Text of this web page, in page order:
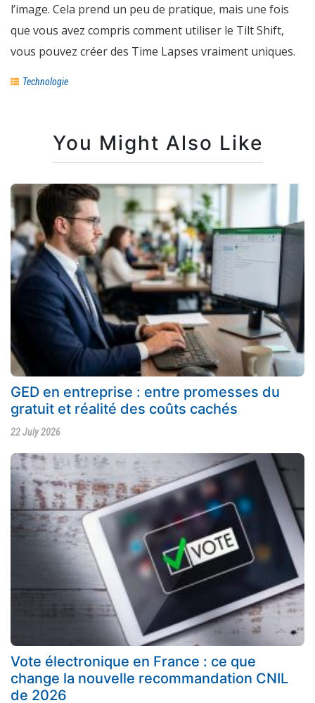
l’image. Cela prend un peu de pratique, mais une fois
que vous avez compris comment utiliser le Tilt Shift,
vous pouvez créer des Time Lapses vraiment uniques.
Technologie
You Might Also Like
GED en entreprise : entre promesses du
gratuit et réalité des coûts cachés
22 July 2026
Vote électronique en France : ce que
change la nouvelle recommandation CNIL
de 2026